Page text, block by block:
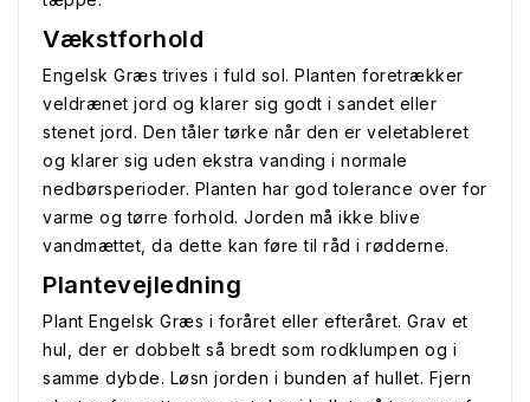
Vækstforhold
Engelsk Græs trives i fuld sol. Planten foretrækker
veldrænet jord og klarer sig godt i sandet eller
stenet jord. Den tåler tørke når den er veletableret
og klarer sig uden ekstra vanding i normale
nedbørsperioder. Planten har god tolerance over for
varme og tørre forhold. Jorden må ikke blive
vandmættet, da dette kan føre til råd i rødderne.
Plantevejledning
Plant Engelsk Græs i foråret eller efteråret. Grav et
hul, der er dobbelt så bredt som rodklumpen og i
samme dybde. Løsn jorden i bunden af hullet. Fjern